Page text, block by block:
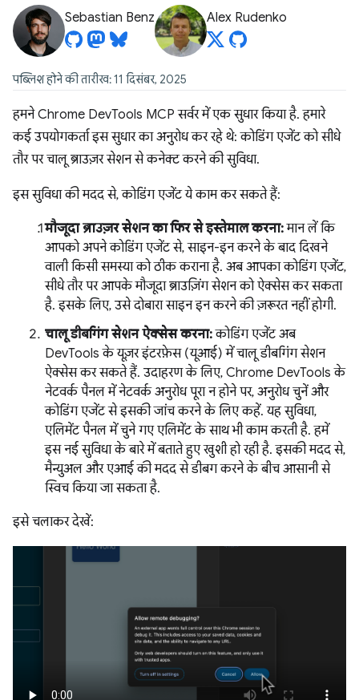
Sebastian Benz Alex Rudenko
पब्लिश होने की तारीख: 11 दिसंबर, 2025
हमने Chrome DevTools MCP सर्वर में एक सुधार किया है. हमारे
कई उपयोगकर्ता इस सुधार का अनुरोध कर रहे थे: कोडिंग एजेंट को सीधे
तौर पर चालू ब्राउज़र सेशन से कनेक्ट करने की सुविधा.
इस सुविधा की मदद से, कोडिंग एजेंट ये काम कर सकते हैं:
मौजूदा ब्राउज़र सेशन का फिर से इस्तेमाल करना:मान लें कि
आपको अपने कोडिंग एजेंट से, साइन-इन करने के बाद दिखने
वाली किसी समस्या को ठीक कराना है. अब आपका कोडिंग एजेंट,
सीधे तौर पर आपके मौजूदा ब्राउज़िंग सेशन को ऐक्सेस कर सकता
है. इसके लिए, उसे दोबारा साइन इन करने की ज़रूरत नहीं होगी.
चालू डीबगिंग सेशन ऐक्सेस करना:कोडिंग एजेंट अब
DevTools के यूज़र इंटरफ़ेस (यूआई) में चालू डीबगिंग सेशन
ऐक्सेस कर सकते हैं. उदाहरण के लिए, Chrome DevTools के
नेटवर्क पैनल में नेटवर्क अनुरोध पूरा न होने पर, अनुरोध चुनें और
कोडिंग एजेंट से इसकी जांच करने के लिए कहें. यह सुविधा,
एलिमेंट पैनल में चुने गए एलिमेंट के साथ भी काम करती है. हमें
इस नई सुविधा के बारे में बताते हुए खुशी हो रही है. इसकी मदद से,
मैन्युअल और एआई की मदद से डीबग करने के बीच आसानी से
स्विच किया जा सकता है.
इसे चलाकर देखें: